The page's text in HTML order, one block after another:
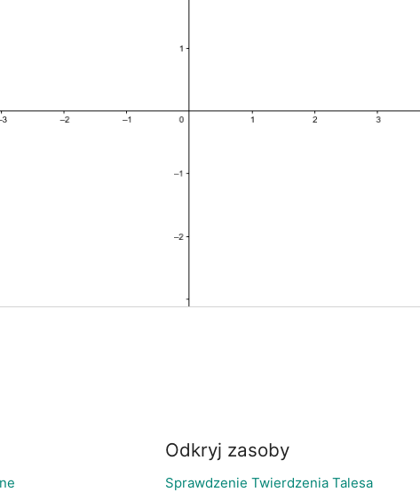
Odkryj zasoby
Sprawdzenie Twierdzenia Talesa